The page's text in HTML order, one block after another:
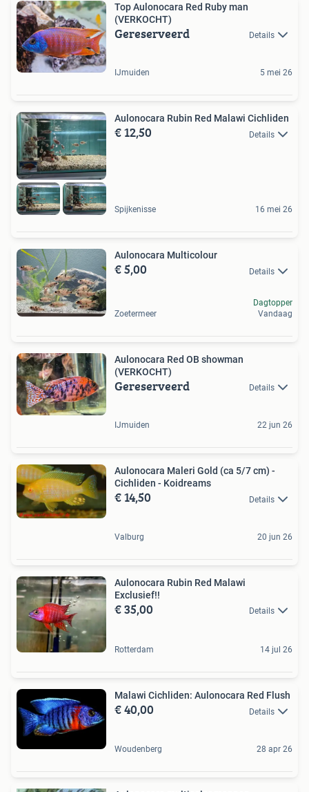
Top Aulonocara Red Ruby man
(VERKOCHT)
Gereserveerd Details
IJmuiden 5 mei 26
Aulonocara Rubin Red Malawi Cichliden
€ 12,50 Details
Spijkenisse 16 mei 26
Aulonocara Multicolour
€ 5,00 Details
Zoetermeer
Dagtopper
Vandaag
Aulonocara Red OB showman
(VERKOCHT)
Gereserveerd Details
IJmuiden 22 jun 26
Aulonocara Maleri Gold (ca 5/7 cm) -
Cichliden - Koidreams
€ 14,50 Details
Valburg 20 jun 26
Aulonocara Rubin Red Malawi
Exclusief!!
€ 35,00 Details
Rotterdam 14 jul 26
Malawi Cichliden: Aulonocara Red Flush
€ 40,00 Details
Woudenberg 28 apr 26